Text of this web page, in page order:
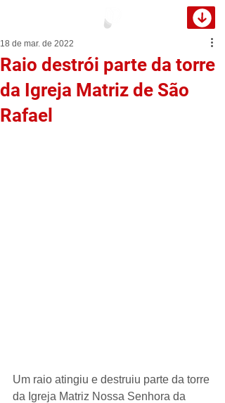
Raio destrói parte da torre
da Igreja Matriz de São
Rafael
18 de mar. de 2022
Um raio atingiu e destruiu parte da torre
da Igreja Matriz Nossa Senhora da